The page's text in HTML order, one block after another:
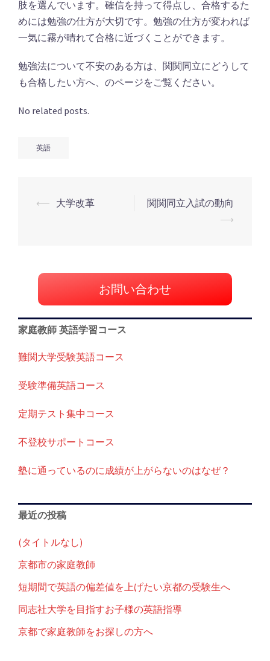
肢を選んでいます。確信を持って得点し、合格するた
めには勉強の仕方が大切です。勉強の仕方が変われば
一気に霧が晴れて合格に近づくことができます。
勉強法について不安のある方は、関関同立にどうして
も合格したい方へ、のページをご覧ください。
No related posts.
英語
投
ゲ
シ
ョ
ン
⟵ 大学改革
関関同立入試の動向
⟶
お問い合わせ
家庭教師 英語学習コース
難関大学受験英語コース
受験準備英語コース
定期テスト集中コース
不登校サポートコース
塾に通っているのに成績が上がらないのはなぜ？
最近の投稿
(タイトルなし)
京都市の家庭教師
短期間で英語の偏差値を上げたい京都の受験生へ
同志社大学を目指すお子様の英語指導
京都で家庭教師をお探しの方へ